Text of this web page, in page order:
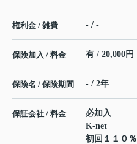
権利金 / 雑費 - / -
保険加入 / 料金 有 / 20,000円
保険名 / 保険期間 - / 2年
保証会社 / 料金
必加入
K-net
初回１１０％